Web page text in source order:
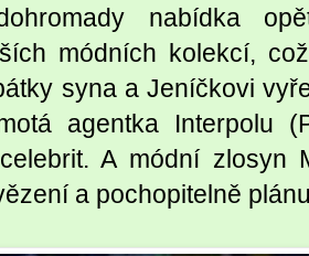
nabídka
módních kolekcí,
syna a Jeníčkovi
agentka Interpolu
A módní zlosyn
a pochopitelně